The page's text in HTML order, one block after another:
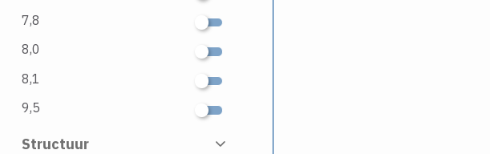
7,8
8,0
8,1
9,5
Structuur